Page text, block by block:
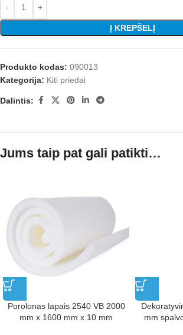
Į KREPŠELĮ
Produkto kodas: 090013
Kategorija: Kiti priedai
Dalintis:
Jums taip pat gali patikti…
Porolonas lapais 2540 VB 2000
mm x 1600 mm x 10 mm
mm